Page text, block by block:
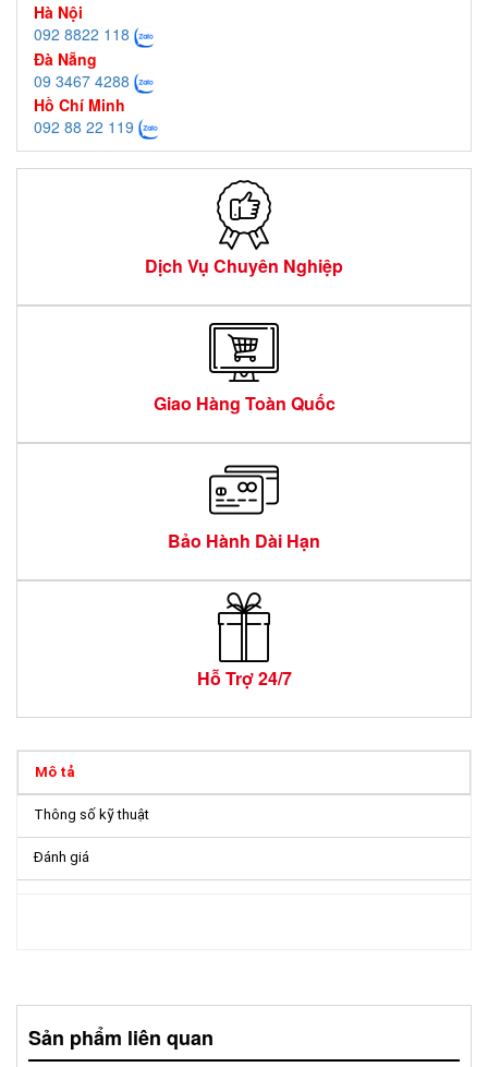
Hà Nội
092 8822 118
Đà Nẵng
09 3467 4288
Hồ Chí Minh
092 88 22 119
Dịch Vụ Chuyên Nghiệp
Giao Hàng Toàn Quốc
Bảo Hành Dài Hạn
Hỗ Trợ 24/7
Mô tả
Thông số kỹ thuật
Đánh giá
Sản phẩm liên quan